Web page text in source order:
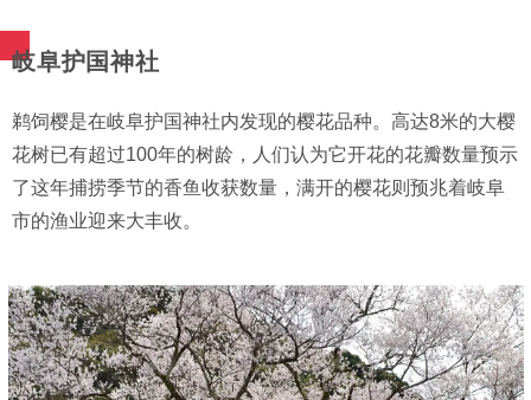
岐阜护国神社
鹈饲樱是在岐阜护国神社内发现的樱花品种。高达8米的大樱
花树已有超过100年的树龄，人们认为它开花的花瓣数量预示
了这年捕捞季节的香鱼收获数量，满开的樱花则预兆着岐阜
市的渔业迎来大丰收。